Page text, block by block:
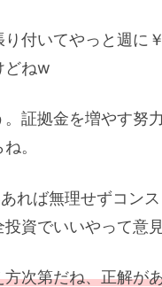
付いてやっと週に
どねw
証拠金を増やす努
。
れば無理せずコン
資でいいやって意
次第だね、正解が